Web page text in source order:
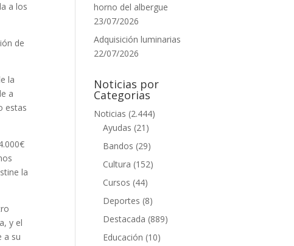
a los
de
la
a
estas
la
y el
a su
horno del albergue
23/07/2026
Adquisición luminarias
22/07/2026
Noticias por
Categorias
Noticias (2.444)
Ayudas (21)
Bandos (29)
Cultura (152)
Cursos (44)
Deportes (8)
Destacada (889)
Educación (10)